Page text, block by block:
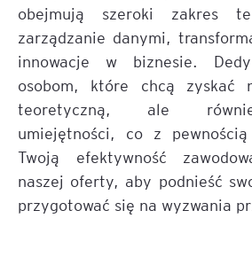
obejmują szeroki zakres
zarządzanie danymi,
innowacje w biznesie.
osobom, które chcą zyskać
teoretyczną, ale
umiejętności, co z
Twoją efektywność
naszej oferty, aby podnieść
przygotować się na wyzwania